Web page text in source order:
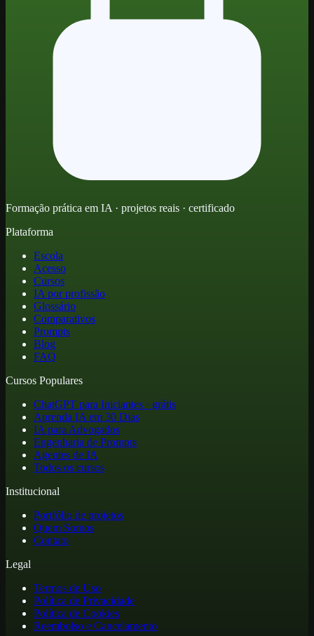
Formação prática em IA · projetos reais · certificado
Plataforma
Escola
Acesso
Cursos
IA por profissão
Glossário
Comparativos
Prompts
Blog
FAQ
Cursos Populares
ChatGPT para Iniciantes · grátis
Aprenda IA em 30 Dias
IA para Advogados
Engenharia de Prompts
Agentes de IA
Todos os cursos
Institucional
Portfólio de projetos
Quem Somos
Contato
Legal
Termos de Uso
Política de Privacidade
Política de Cookies
Reembolso e Cancelamento